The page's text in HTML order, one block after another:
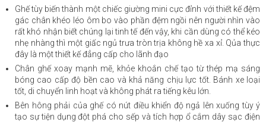
Ghế tùy biến thành một chiếc giường mini cực đỉnh với thiết kế đệm
gác chân khéo léo ôm bo vào phần đệm ngồi nên người nhìn vào
rất khó nhận biết chúng lại tinh tế đến vậy, khi cần dùng có thể kéo
nhẹ nhàng thì một giấc ngủ trưa tròn trịa không hề xa xỉ. Qủa thực
đây là một thiết kế đẳng cấp cho lãnh đạo
Chân ghế xoay mạnh mẽ, khỏe khoắn chế tạo từ thép mạ sáng
bóng cao cấp độ bền cao và khả năng chịu lực tốt. Bánh xe loại
tốt, di chuyển linh hoạt và không phát ra tiếng kêu lớn.
Bên hông phải của ghế có nút điều khiển độ ngả lên xuống tùy ý
tạo sự tiện dụng đột phá cho sếp và tích hợp ổ cắm dây sạc điện